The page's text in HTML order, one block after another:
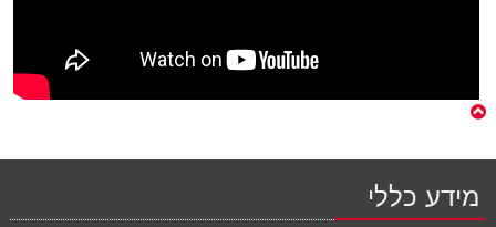
מידע כללי